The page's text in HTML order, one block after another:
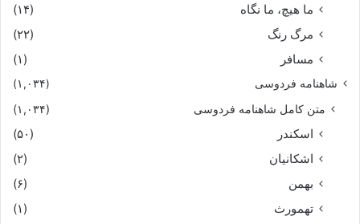
ما هیچ، ما نگاه
(۱۴)
مرگ رنگ
(۲۲)
مسافر
(۱)
شاهنامه فردوسی (۱,۰۳۴)
متن کامل شاهنامه فردوسی (۱,۰۳۴)
اسکندر
(۵۰)
اشکانیان
(۲)
بهمن
(۶)
تهمورث
(۱)